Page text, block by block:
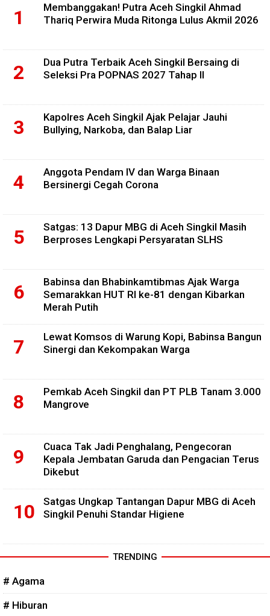
Membanggakan! Putra Aceh Singkil Ahmad
Thariq Perwira Muda Ritonga Lulus Akmil 2026
Dua Putra Terbaik Aceh Singkil Bersaing di
Seleksi Pra POPNAS 2027 Tahap II
Kapolres Aceh Singkil Ajak Pelajar Jauhi
Bullying, Narkoba, dan Balap Liar
Anggota Pendam IV dan Warga Binaan
Bersinergi Cegah Corona
Satgas: 13 Dapur MBG di Aceh Singkil Masih
Berproses Lengkapi Persyaratan SLHS
Babinsa dan Bhabinkamtibmas Ajak Warga
Semarakkan HUT RI ke-81 dengan Kibarkan
Merah Putih
Lewat Komsos di Warung Kopi, Babinsa Bangun
Sinergi dan Kekompakan Warga
Pemkab Aceh Singkil dan PT PLB Tanam 3.000
Mangrove
Cuaca Tak Jadi Penghalang, Pengecoran
Kepala Jembatan Garuda dan Pengacian Terus
Dikebut
Satgas Ungkap Tantangan Dapur MBG di Aceh
Singkil Penuhi Standar Higiene
TRENDING
# Agama
# Hiburan